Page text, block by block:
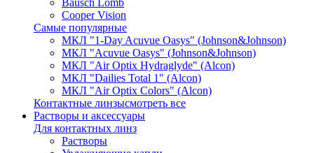
Cooper Vision
Самые популярные
МКЛ "1-Day Acuvue Oasys" (Johnson&Johnson)
МКЛ "Acuvue Oasys" (Johnson&Johnson)
МКЛ "Air Optix Hydraglyde" (Alcon)
МКЛ "Dailies Total 1" (Alcon)
МКЛ "Air Optix Colors" (Alcon)
Контактные линзысмотреть все
Растворы и аксессуары
Для контактных линз
Растворы